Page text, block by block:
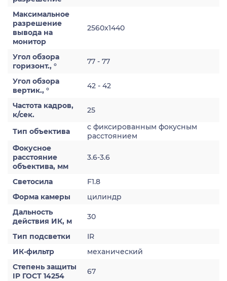
Максимальное
разрешение
вывода на
монитор
2560x1440
Угол обзора
горизонт., °
77 - 77
Угол обзора
вертик., °
42 - 42
Частота кадров,
к/сек.
25
Тип объектива
с фиксированным фокусным
расстоянием
Фокусное
расстояние
объектива, мм
3.6-3.6
Светосила
F1.8
Форма камеры
цилиндр
Дальность
действия ИК, м
30
Тип подсветки
IR
ИК-фильтр
механический
Степень защиты
IP ГОСТ 14254
67